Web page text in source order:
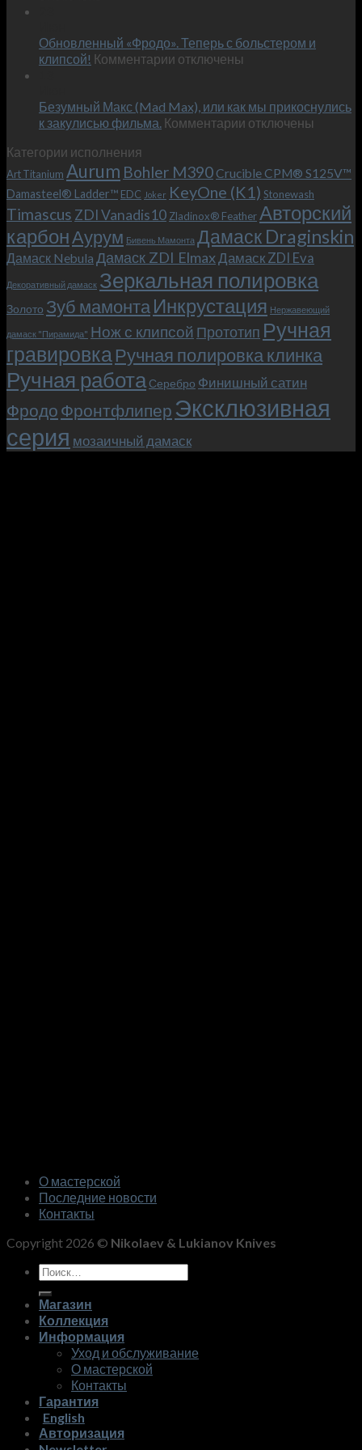
–
и
KeyOne
Обновленный «Фродо». Теперь с больстером и
клипсой! Комментарии к
«Фродо».
Теперь
и
клипсой!
отключены
Безумный Макс (Mad Max), или как мы прикоснулись
к закулисью фильма. Комментарии к
Макс
(Mad
Max),
или
как
мы
прикоснулись
к
фильма.
отключены
Категории исполнения
Art Titanium Aurum Bohler M390Crucible CPM® S125V™
Damasteel® Ladder™ EDC Joker KeyOne (K1) Stonewash
Timascus ZDI Vanadis10 Zladinox® FeatherАвторский
карбонАурум Бивень Мамонта Дамаск Draginskin
Дамаск Nebula Дамаск ZDI ElmaxДамаск ZDI Eva
Декоративный дамаск Зеркальная полировка
Золото Зуб мамонтаИнкрустация Нержавеющий
дамаск "Пирамида" Нож с клипсой Прототип Ручная
гравировкаРучная полировка клинка
Ручная работа Серебро Финишный сатин
Фродо Фронтфлипер Эксклюзивная
серия мозаичный дамаск
О мастерской
Последние новости
Контакты
Copyright 2026 © Nikolaev & Lukianov Knives
Искать:
Магазин
Коллекция
Информация
Уход и обслуживание
О мастерской
Контакты
Гарантия
English
Авторизация